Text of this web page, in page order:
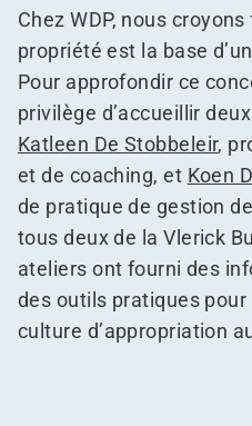
Chez WDP, nous
propriété est la base
Pour approfondir ce
privilège d’accueillir
Katleen De Stobbeleir,
et de coaching, et Koen
de pratique de gestion
tous deux de la Vlerick
ateliers ont fourni des
des outils pratiques
culture d’appropriation